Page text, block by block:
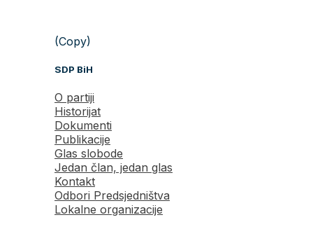
(Copy)
SDP BiH
O partiji
Historijat
Dokumenti
Publikacije
Glas slobode
Jedan član, jedan glas
Kontakt
Odbori Predsjedništva
Lokalne organizacije